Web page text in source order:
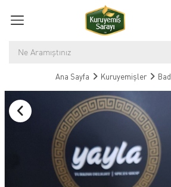
Ana Sayfa Kuruyemişler